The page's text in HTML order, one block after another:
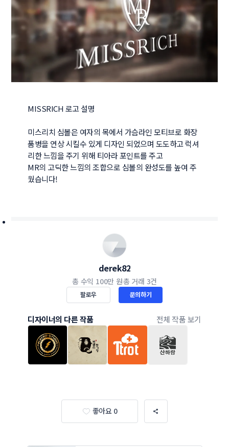
MISSRICH 로고 설명
미스리치 심볼은 여자의 목에서 가슴라인 모티브로 화장
품병을 연상 시킬수 있게 디자인 되었으며 도도하고 럭셔
리한 느낌을 주기 위해 티아라 포인트를 주고
MR의 고딕한 느낌의 조합으로 심볼의 완성도를 높여 주
웠습니다!
derek82
총 수익 100만 원총 거래 3건
팔로우 문의하기
디자이너의 다른 작품 전체 작품 보기
좋아요 0